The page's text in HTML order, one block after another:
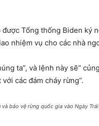
Tổng thống Biden
nhiệm vụ cho các nhà
ta”, và lệnh này sẽ“
các đám cháy rừng”.
bảo vệ rừng quốc gia vào Ngày